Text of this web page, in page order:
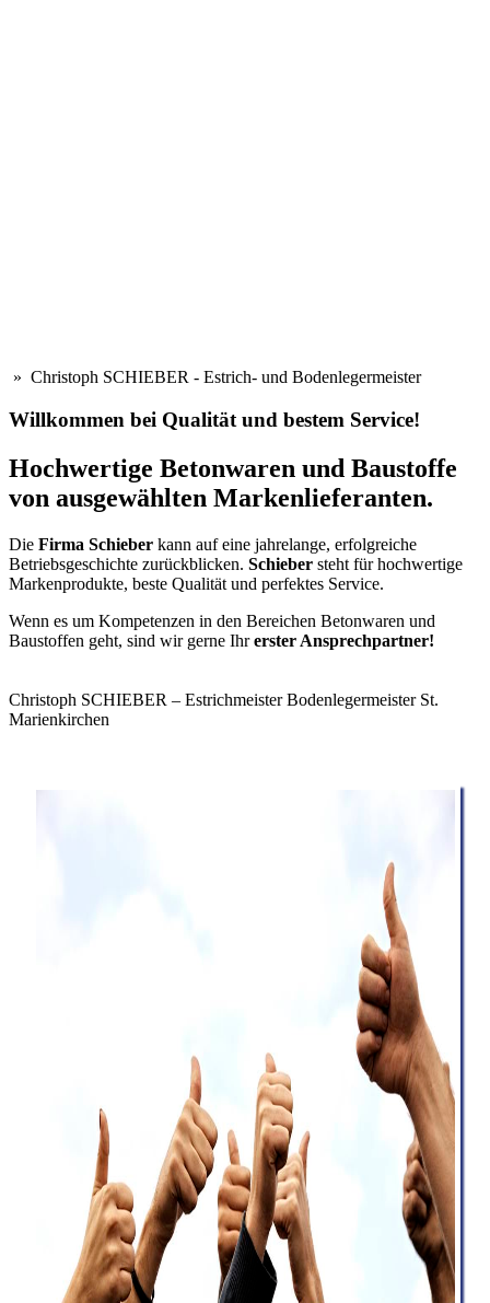
» Christoph SCHIEBER - Estrich- und Bodenlegermeister
Willkommen bei Qualität und bestem Service!
Hochwertige Betonwaren und Baustoffe
von ausgewählten Markenlieferanten.
Die Firma Schieber kann auf eine jahrelange, erfolgreiche
Betriebsgeschichte zurückblicken. Schieber steht für hochwertige
Markenprodukte, beste Qualität und perfektes Service.
Wenn es um Kompetenzen in den Bereichen Betonwaren und
Baustoffen geht, sind wir gerne Ihrerster Ansprechpartner!
Christoph SCHIEBER – Estrichmeister Bodenlegermeister St.
Marienkirchen